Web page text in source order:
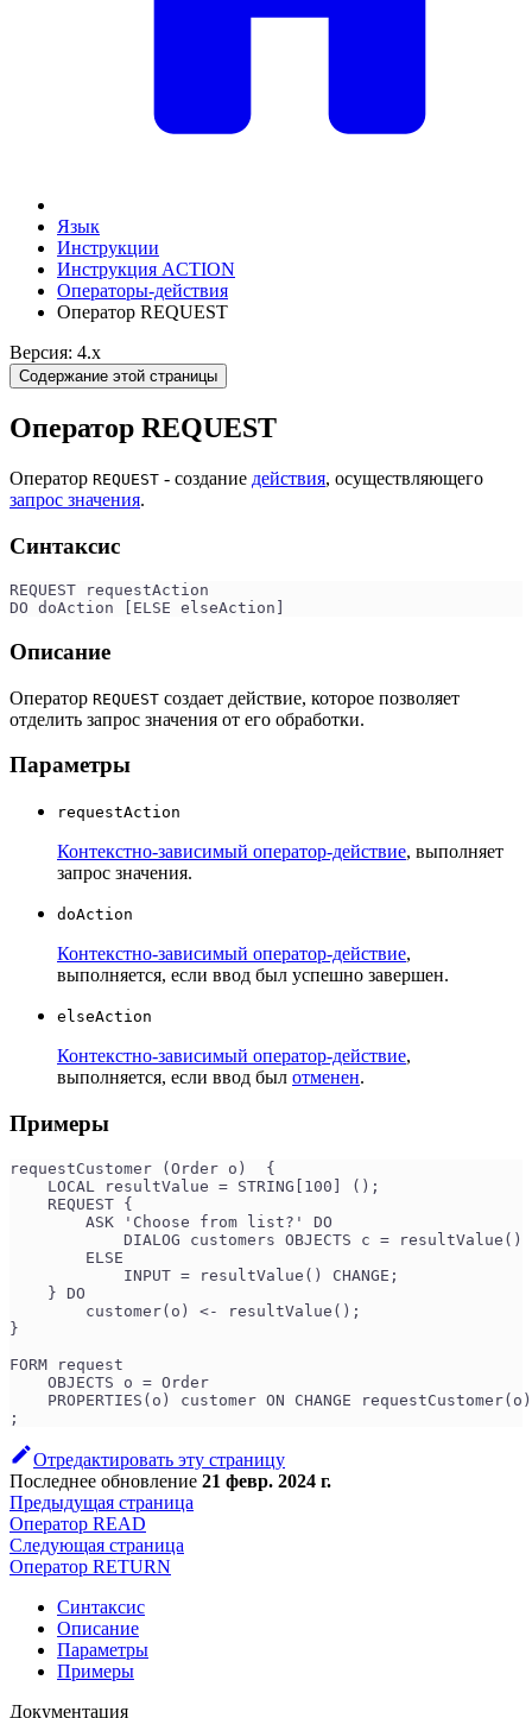
Язык
Инструкции
Инструкция ACTION
Операторы-действия
Оператор REQUEST
Версия: 4.x
Содержание этой страницы
Оператор REQUEST
Оператор REQUEST - создание действия, осуществляющего
запрос значения.
Синтаксис
REQUEST requestAction
DO doAction [ELSE elseAction]
Описание
Оператор REQUEST создает действие, которое позволяет
отделить запрос значения от его обработки.
Параметры
requestAction
Контекстно-зависимый оператор-действие, выполняет
запрос значения.
doAction
Контекстно-зависимый оператор-действие,
выполняется, если ввод был успешно завершен.
elseAction
Контекстно-зависимый оператор-действие,
выполняется, если ввод был отменен.
Примеры
requestCustomer (Order o)  {
    LOCAL resultValue = STRING[100] ();
    REQUEST {
        ASK 'Choose from list?' DO
DIALOG customers OBJECTS c = resultValue()
        ELSE
            INPUT = resultValue() CHANGE;
    } DO
        customer(o) <- resultValue();
}
FORM request
    OBJECTS o = Order
PROPERTIES(o) customer ON CHANGE
;
Отредактировать эту страницу
Последнее обновление 21 февр. 2024 г.
Предыдущая страница
Оператор READ
Следующая страница
Оператор RETURN
Синтаксис
Описание
Параметры
Примеры
Документация